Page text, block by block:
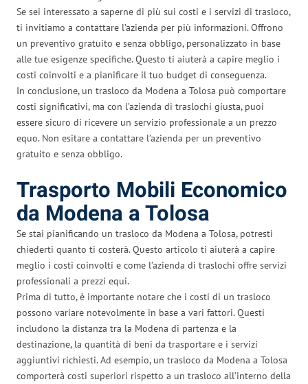
Se sei interessato a saperne di più sui costi e i servizi di trasloco,
ti invitiamo a contattare l’azienda per più informazioni. Offrono
un preventivo gratuito e senza obbligo, personalizzato in base
alle tue esigenze specifiche. Questo ti aiuterà a capire meglio i
costi coinvolti e a pianificare il tuo budget di conseguenza.
In conclusione, un trasloco da Modena a Tolosa può comportare
costi significativi, ma con l’azienda di traslochi giusta, puoi
essere sicuro di ricevere un servizio professionale a un prezzo
equo. Non esitare a contattare l’azienda per un preventivo
gratuito e senza obbligo.
Trasporto Mobili Economico
da Modena a Tolosa
Se stai pianificando un trasloco da Modena a Tolosa, potresti
chiederti quanto ti costerà. Questo articolo ti aiuterà a capire
meglio i costi coinvolti e come l’azienda di traslochi offre servizi
professionali a prezzi equi.
Prima di tutto, è importante notare che i costi di un trasloco
possono variare notevolmente in base a vari fattori. Questi
includono la distanza tra la Modena di partenza e la
destinazione, la quantità di beni da trasportare e i servizi
aggiuntivi richiesti. Ad esempio, un trasloco da Modena a Tolosa
comporterà costi superiori rispetto a un trasloco all’interno della